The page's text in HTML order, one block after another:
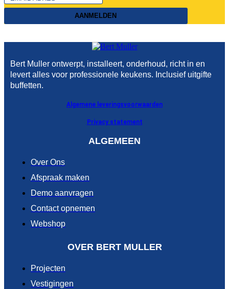
AANMELDEN
Bert Muller ontwerpt, installeert, onderhoud, richt in en
levert alles voor professionele keukens. Inclusief uitgifte
buffetten.
Algemene leveringsvoorwaarden
Privacy statement
ALGEMEEN
Over Ons
Afspraak maken
Demo aanvragen
Contact opnemen
Webshop
OVER BERT MULLER
Projecten
Vestigingen